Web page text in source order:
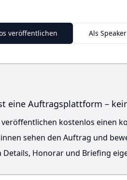
veröffentlichen Als
eine Auftragsplattform –
kostenlos einen
sehen den Auftrag und
Details, Honorar und Briefing